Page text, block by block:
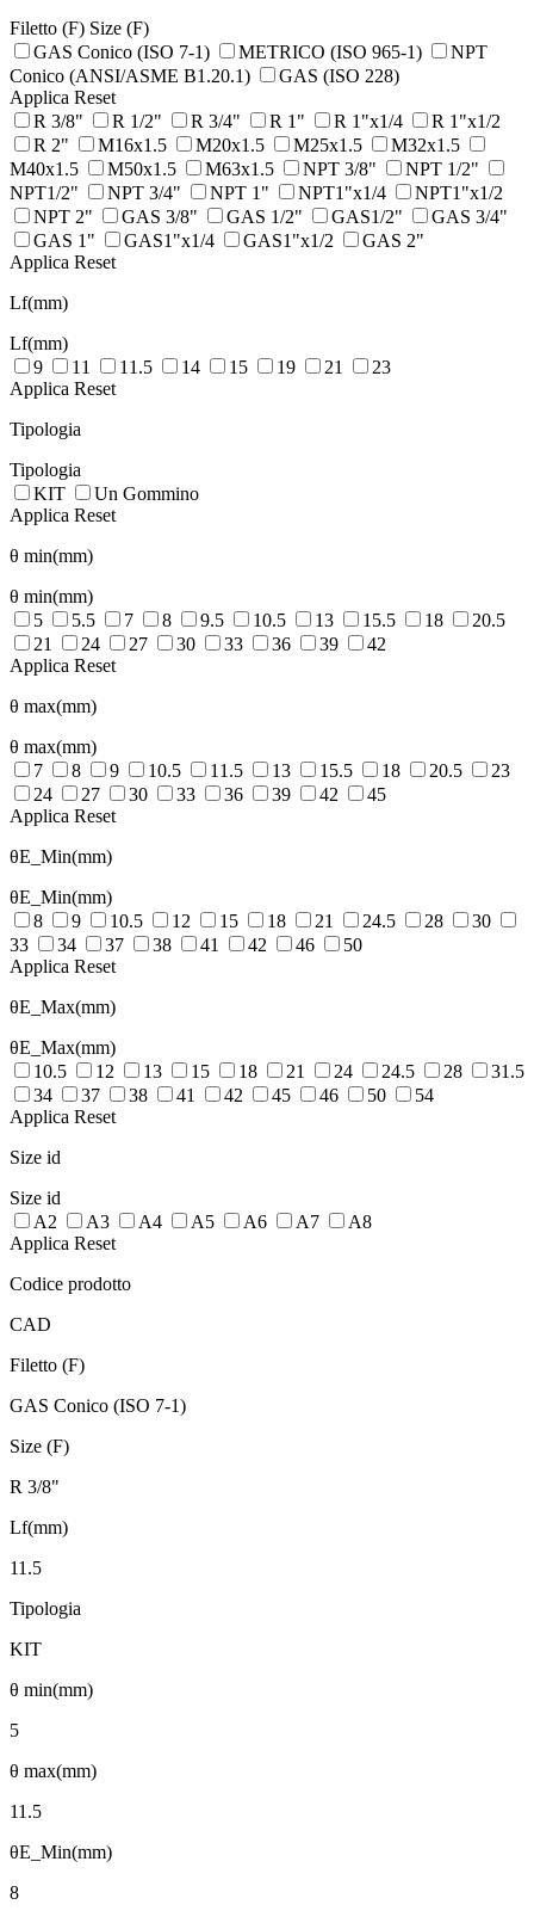
Filetto (F) Size (F)
GAS Conico (ISO 7-1)
METRICO (ISO 965-1)
NPT
Conico (ANSI/ASME B1.20.1)
GAS (ISO 228)
Applica Reset
R 3/8"
R 1/2" R 3/4" R 1" R 1"x1/4
R 1"x1/2
R 2"
M16x1.5 M20x1.5 M25x1.5
M32x1.5
M40x1.5
M50x1.5 M63x1.5 NPT 3/8"
NPT 1/2"
NPT1/2"
NPT 3/4" NPT 1" NPT1"x1/4
NPT1"x1/2
NPT 2"
GAS 3/8" GAS 1/2" GAS1/2"
GAS 3/4"
GAS 1"
GAS1"x1/4 GAS1"x1/2
GAS 2"
Applica Reset
Lf(mm)
Lf(mm)
9
11 11.5 14 15 19 21
23
Applica Reset
Tipologia
Tipologia
KIT
Un Gommino
Applica Reset
θ min(mm)
θ min(mm)
5
5.5 7 8 9.5 10.5 13 15.5 18
20.5
21
24 27 30 33 36 39
42
Applica Reset
θ max(mm)
θ max(mm)
7
8 9 10.5 11.5 13 15.5 18 20.5
23
24
27 30 33 36 39 42
45
Applica Reset
θE_Min(mm)
θE_Min(mm)
8
9 10.5 12 15 18 21 24.5 28
30
33
34 37 38 41 42 46
50
Applica Reset
θE_Max(mm)
θE_Max(mm)
10.5
12 13 15 18 21 24 24.5 28
31.5
34
37 38 41 42 45 46 50
54
Applica Reset
Size id
Size id
A2
A3 A4 A5 A6 A7
A8
Applica Reset
Codice prodotto
CAD
Filetto (F)
GAS Conico (ISO 7-1)
Size (F)
R 3/8"
Lf(mm)
11.5
Tipologia
KIT
θ min(mm)
5
θ max(mm)
11.5
θE_Min(mm)
8